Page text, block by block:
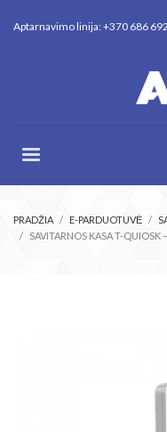
Aptarnavimo linija: +370 686
PRADŽIA E-PARDUOTUVĖ
SAVITARNOS KASA T-QUIOSK